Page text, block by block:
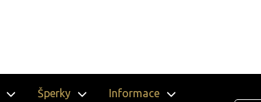
Šperky Informace